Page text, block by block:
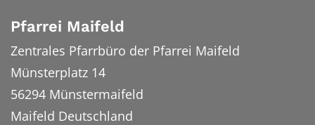
Pfarrei Maifeld
Zentrales Pfarrbüro der Pfarrei Maifeld
Münsterplatz 14
56294 Münstermaifeld
Maifeld Deutschland